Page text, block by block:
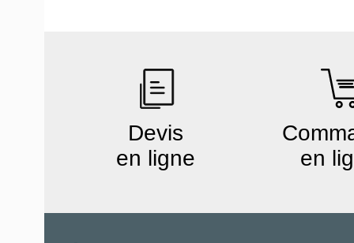
Devis
en ligne
en